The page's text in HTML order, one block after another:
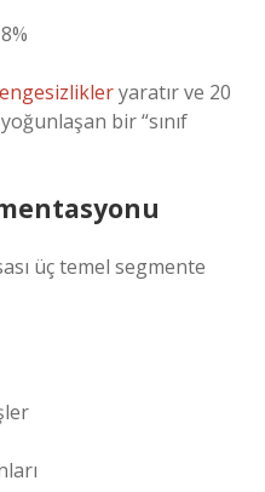
yaratır ve 20
bir “sınıf
üç temel segmente